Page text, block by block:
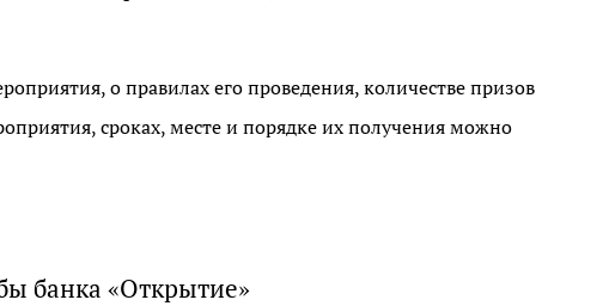
о правилах его проведения, количестве призов
сроках, месте и порядке их получения можно
банка «Открытие»